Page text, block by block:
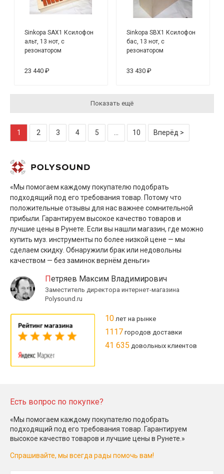
Sinkopa SAX1 Ксилофон
альт, 13 нот, с
резонатором
23 440 ₽
Sinkopa SBX1 Ксилофон
бас, 13 нот, с
резонатором
33 430 ₽
Показать ещё
1 2 3 4 5 10 Вперёд >
«Мы помогаем каждому покупателю подобрать
подходящий под его требования товар. Потому что
положительные отзывы для нас важнее сомнительной
прибыли. Гарантируем высокое качество товаров и
лучшие цены в Рунете. Если вы нашли магазин, где можно
купить муз. инструменты по более низкой цене — мы
сделаем скидку. Обнаружили брак или недовольны
качеством — без заминок вернём деньги»
Петряев Максим Владимирович
Заместитель директора интернет-магазина
Polysound.ru
10 лет на рынке
1117 городов доставки
41 635 довольных клиентов
Есть вопрос по покупке?
«Мы помогаем каждому покупателю подобрать
подходящий под его требования товар. Гарантируем
высокое качество товаров и лучшие цены в Рунете.»
Спрашивайте, мы всегда рады помочь вам!